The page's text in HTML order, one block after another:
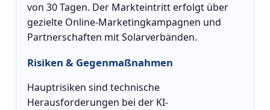
von 30 Tagen. Der Markteintritt erfolgt über
gezielte Online-Marketingkampagnen und
Partnerschaften mit Solarverbänden.
Risiken & Gegenmaßnahmen
Hauptrisiken sind technische
Herausforderungen bei der KI-